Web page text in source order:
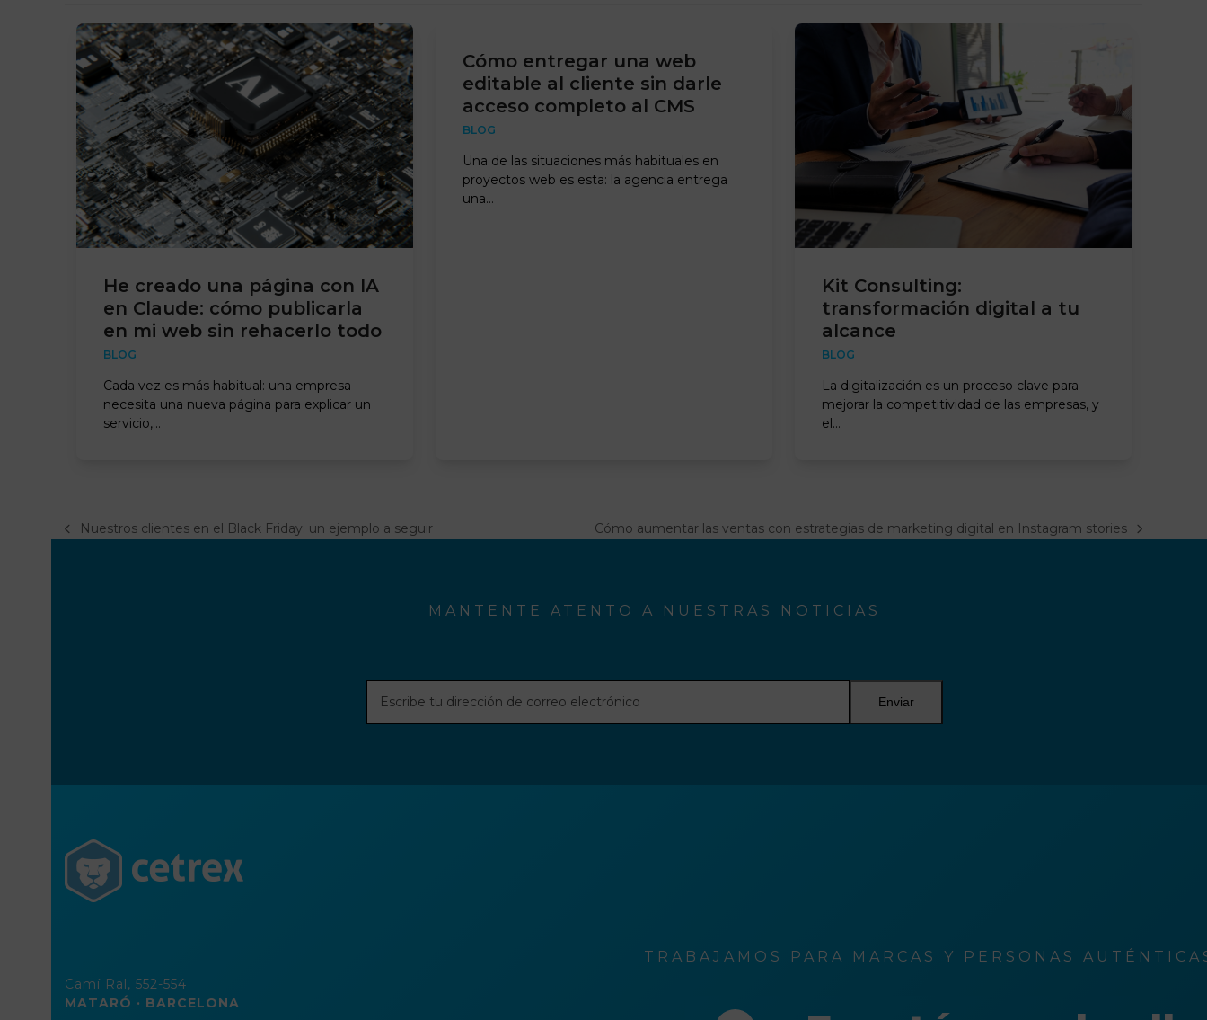
He creado una página con IA
en Claude: cómo publicarla
en mi web sin rehacerlo todo
BLOG
Cada vez es más habitual: una empresa
necesita una nueva página para explicar un
servicio,…
Cómo entregar una web
editable al cliente sin darle
acceso completo al CMS
BLOG
Una de las situaciones más habituales en
proyectos web es esta: la agencia entrega
una…
Kit Consulting:
transformación digital a tu
alcance
BLOG
La digitalización es un proceso clave para
mejorar la competitividad de las empresas, y
el…
previous
Nuestros clientes en el Black Friday: un ejemplo a seguir
next
Cómo aumentar las ventas con estrategias de marketing digital en Instagram stories
MANTENTE ATENTO A NUESTRAS NOTICIAS
dirección
Enviar
Camí Ral, 552-554
MATARÓ · BARCELONA
TRABAJAMOS PARA MARCAS Y PERSONAS